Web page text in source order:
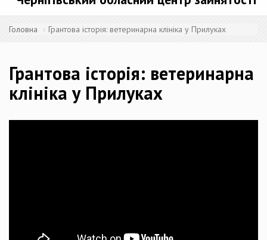
Головна Грантова історія: ветеринарна клініка у Прилуках
Грантова історія: ветеринарна
клініка у Прилуках